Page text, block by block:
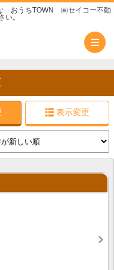
おうちTOWN ㈱セイコー不動
。
表示変更